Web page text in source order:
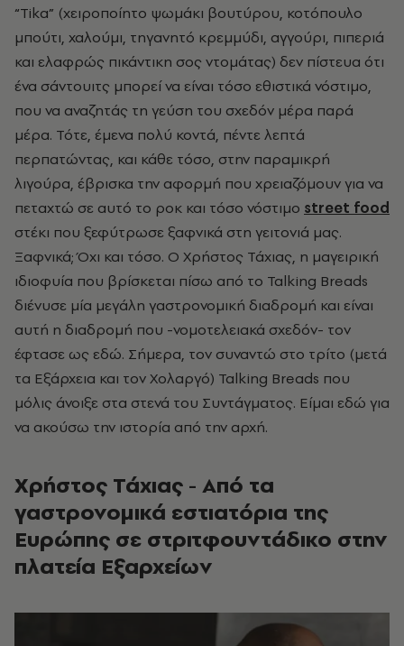
“Tika” (χειροποίητο ψωμάκι βουτύρου, κοτόπουλο
μπούτι, χαλούμι, τηγανητό κρεμμύδι, αγγούρι, πιπεριά
και ελαφρώς πικάντικη σος ντομάτας) δεν πίστευα ότι
ένα σάντουιτς μπορεί να είναι τόσο εθιστικά νόστιμο,
που να αναζητάς τη γεύση του σχεδόν μέρα παρά
μέρα. Τότε, έμενα πολύ κοντά, πέντε λεπτά
περπατώντας, και κάθε τόσο, στην παραμικρή
λιγούρα, έβρισκα την αφορμή που χρειαζόμουν για να
πεταχτώ σε αυτό το ροκ και τόσο νόστιμο street food
στέκι που ξεφύτρωσε ξαφνικά στη γειτονιά μας.
Ξαφνικά; Όχι και τόσο. Ο Χρήστος Τάχιας, η μαγειρική
ιδιοφυία που βρίσκεται πίσω από το Talking Breads
διένυσε μία μεγάλη γαστρονομική διαδρομή και είναι
αυτή η διαδρομή που -νομοτελειακά σχεδόν- τον
έφτασε ως εδώ. Σήμερα, τον συναντώ στο τρίτο (μετά
τα Εξάρχεια και τον Χολαργό) Talking Breads που
μόλις άνοιξε στα στενά του Συντάγματος. Είμαι εδώ για
να ακούσω την ιστορία από την αρχή.
Χρήστος Τάχιας - Από τα
γαστρονομικά εστιατόρια της
Ευρώπης σε στριτφουντάδικο στην
πλατεία Εξαρχείων